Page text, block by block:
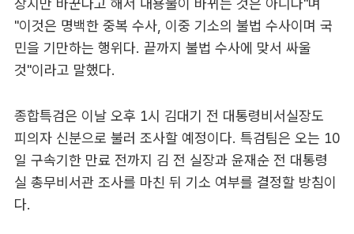
장지만 바꾼다고 해서 내용물이 바뀌는 것은 아니다"며
"이것은 명백한 중복 수사, 이중 기소의 불법 수사이며 국
민을 기만하는 행위다. 끝까지 불법 수사에 맞서 싸울
것"이라고 말했다.
종합특검은 이날 오후 1시 김대기 전 대통령비서실장도
피의자 신분으로 불러 조사할 예정이다. 특검팀은 오는 10
일 구속기한 만료 전까지 김 전 실장과 윤재순 전 대통령
실 총무비서관 조사를 마친 뒤 기소 여부를 결정할 방침이
다.